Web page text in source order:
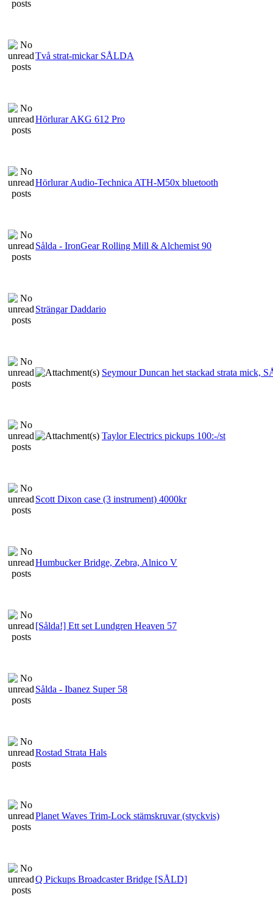
Två strat-mickar SÅLDA
Hörlurar AKG 612 Pro
Hörlurar Audio-Technica ATH-M50x bluetooth
Sålda - IronGear Rolling Mill & Alchemist 90
Strängar Daddario
Seymour Duncan het stackad strata mick,
Taylor Electrics pickups 100:-/st
Scott Dixon case (3 instrument) 4000kr
Humbucker Bridge, Zebra, Alnico V
[Sålda!] Ett set Lundgren Heaven 57
Sålda - Ibanez Super 58
Rostad Strata Hals
Planet Waves Trim-Lock stämskruvar (styckvis)
Q Pickups Broadcaster Bridge [SÅLD]